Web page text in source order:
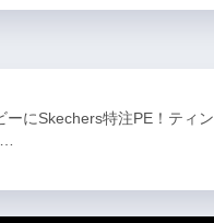
ーにSkechers特注PE！ティン